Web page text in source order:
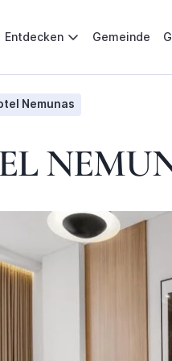
Entdecken Gemeinde
Nemunas